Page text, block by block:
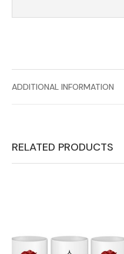
ADDITIONAL INFORMATION
RELATED PRODUCTS